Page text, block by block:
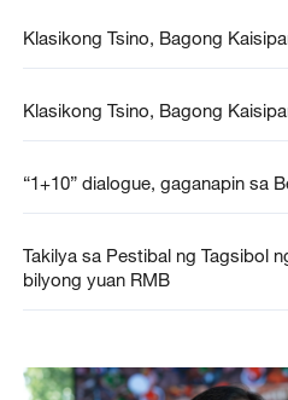
Klasikong Tsino, Bagong
Klasikong Tsino, Bagong
“1+10” dialogue, gaganapin sa
Takilya sa Pestibal ng Tagsibol
bilyong yuan RMB